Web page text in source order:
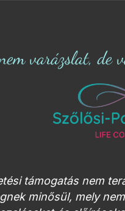
varázslat, de
támogatás nem
minősül, mely nem